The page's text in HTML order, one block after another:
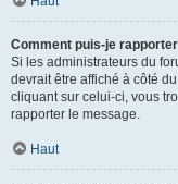
Comment puis-je
Si les administrateurs du
devrait être affiché à côté
cliquant sur celui-ci, vous
rapporter le message.
Haut